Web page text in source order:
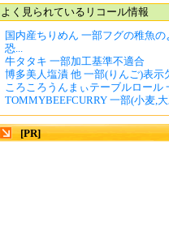
よく見られているリコール情報
国内産ちりめん 一部フグの稚魚
恐...
牛タタキ 一部加工基準不適合
博多美人塩漬 他 一部(りんご)表示
ころころうんまぃテーブルロール
TOMMYBEEFCURRY 一部(小麦,
[PR]